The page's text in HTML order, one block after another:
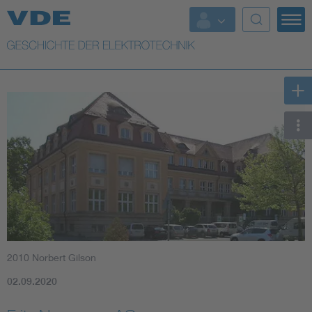
Top Themen
Weitere Themen
2010 Norbert Gilson
02.09.2020